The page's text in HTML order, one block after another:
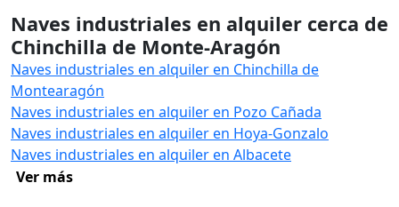
Naves industriales en alquiler cerca de
Chinchilla de Monte-Aragón
Naves industriales en alquiler en Chinchilla de
Montearagón
Naves industriales en alquiler en Pozo Cañada
Naves industriales en alquiler en Hoya-Gonzalo
Naves industriales en alquiler en Albacete
Ver más